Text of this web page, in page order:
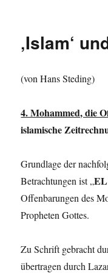
‚Islam‘
(von Hans Steding)
4. Mohammed, die
islamische
Grundlage der
Betrachtungen ist „
Offenbarungen des
Propheten Gottes.
Zu Schrift gebracht
übertragen durch